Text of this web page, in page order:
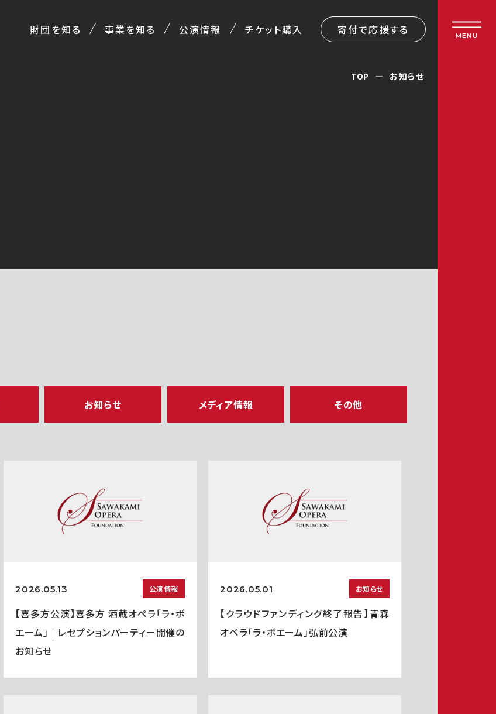
財団を知る 事業を知る 公演情報 チケット購入 寄付で応援する MENU
TOP お知らせ
お知らせ メディア情報 その他
2026.05.13 公演情報
【喜多方公演】喜多方 酒蔵オペラ「ラ・ボ
エーム」｜レセプションパーティー開催の
お知らせ
2026.05.01 お知らせ
【クラウドファンディング終了報告】青森
オペラ「ラ・ボエーム」弘前公演